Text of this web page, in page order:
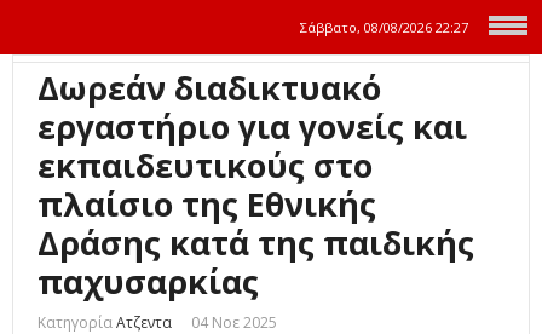
Σάββατο, 08/08/2026 22:27
Δωρεάν διαδικτυακό
εργαστήριο για γονείς και
εκπαιδευτικούς στο
πλαίσιο της Εθνικής
Δράσης κατά της παιδικής
παχυσαρκίας
ΚατηγορίαΑτζεντα 04 Νοε 2025